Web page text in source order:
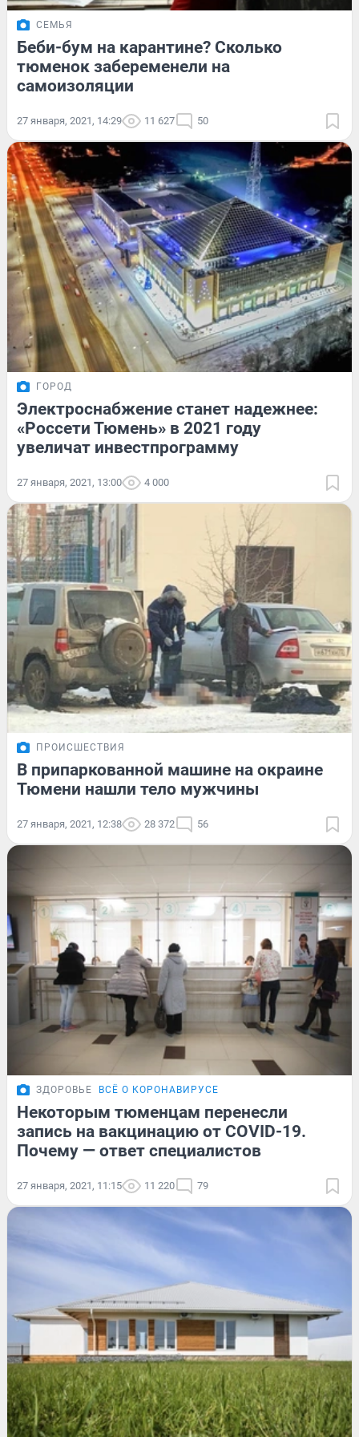
СЕМЬЯ
Беби-бум на карантине? Сколько
тюменок забеременели на
самоизоляции
27 января, 2021, 14:29 11 627 50
ГОРОД
Электроснабжение станет надежнее:
«Россети Тюмень» в 2021 году
увеличат инвестпрограмму
27 января, 2021, 13:00 4 000
ПРОИСШЕСТВИЯ
В припаркованной машине на окраине
Тюмени нашли тело мужчины
27 января, 2021, 12:38 28 372 56
ЗДОРОВЬЕ ВСЁ О КОРОНАВИРУСЕ
Некоторым тюменцам перенесли
запись на вакцинацию от COVID-19.
Почему — ответ специалистов
27 января, 2021, 11:15 11 220 79